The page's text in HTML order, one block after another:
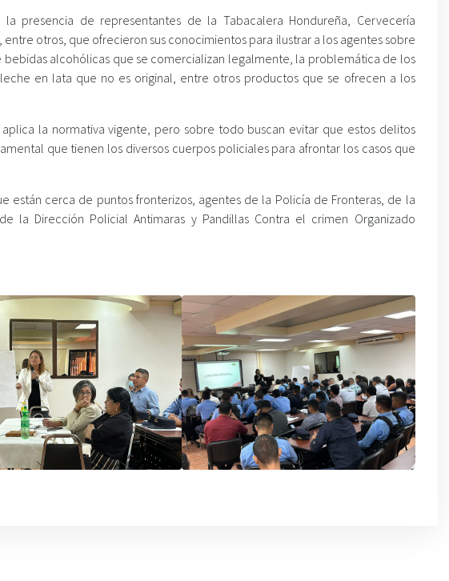
presencia de representantes de la Tabacalera Hondureña, Cervecería
otros, que ofrecieron sus conocimientos para ilustrar a los agentes sobre
alcohólicas que se comercializan legalmente, la problemática de los
en lata que no es original, entre otros productos que se ofrecen a los
la normativa vigente, pero sobre todo buscan evitar que estos delitos
que tienen los diversos cuerpos policiales para afrontar los casos que
están cerca de puntos fronterizos, agentes de la Policía de Fronteras, de la
la Dirección Policial Antimaras y Pandillas Contra el crimen Organizado